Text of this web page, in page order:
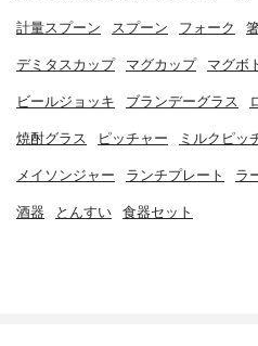
計量スプーン スプーン フォーク
デミタスカップ マグカップ マグボ
ビールジョッキ ブランデーグラス
焼酎グラス ピッチャー ミルクピッ
メイソンジャー ランチプレート ラ
酒器 とんすい 食器セット